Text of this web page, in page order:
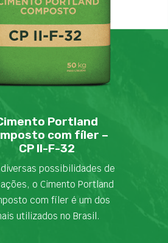
Portland
com fíler –
CP II-F-32
diversas possibilidades de
o Cimento Portland
com fíler é um dos
utilizados no Brasil.